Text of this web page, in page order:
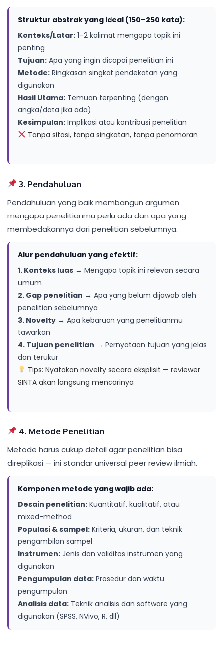
Struktur abstrak yang ideal (150–250 kata):
Konteks/Latar: 1–2 kalimat mengapa topik ini
penting
Tujuan: Apa yang ingin dicapai penelitian ini
Metode: Ringkasan singkat pendekatan yang
digunakan
Hasil Utama: Temuan terpenting (dengan
angka/data jika ada)
Kesimpulan: Implikasi atau kontribusi penelitian
Tanpa sitasi, tanpa singkatan, tanpa penomoran
3. Pendahuluan
Pendahuluan yang baik membangun argumen
mengapa penelitianmu perlu ada dan apa yang
membedakannya dari penelitian sebelumnya.
Alur pendahuluan yang efektif:
1. Konteks luas → Mengapa topik ini relevan secara
umum
2. Gap penelitian → Apa yang belum dijawab oleh
penelitian sebelumnya
3. Novelty → Apa kebaruan yang penelitianmu
tawarkan
4. Tujuan penelitian → Pernyataan tujuan yang jelas
dan terukur
Tips: Nyatakan novelty secara eksplisit — reviewer
SINTA akan langsung mencarinya
4. Metode Penelitian
Metode harus cukup detail agar penelitian bisa
direplikasi — ini standar universal peer review ilmiah.
Komponen metode yang wajib ada:
Desain penelitian: Kuantitatif, kualitatif, atau
mixed-method
Populasi & sampel: Kriteria, ukuran, dan teknik
pengambilan sampel
Instrumen: Jenis dan validitas instrumen yang
digunakan
Pengumpulan data: Prosedur dan waktu
pengumpulan
Analisis data: Teknik analisis dan software yang
digunakan (SPSS, NVivo, R, dll)